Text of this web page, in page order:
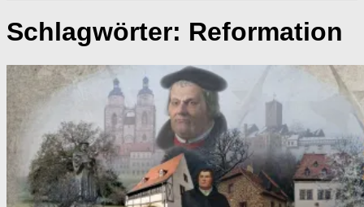
Schlagwörter: Reformation